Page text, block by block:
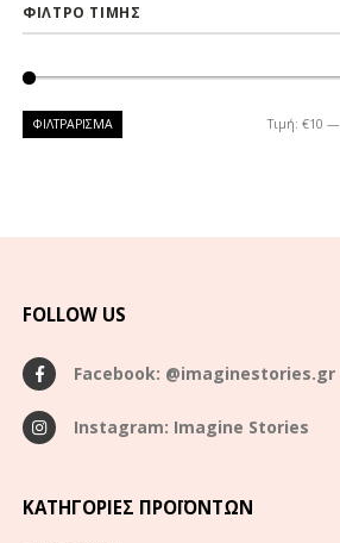
ΦΙΛΤΡΟ ΤΙΜΗΣ
ΦΙΛΤΡΆΡΙΣΜΑ Τιμή: €10 —
FOLLOW US
Facebook: @imaginestories.gr
Instagram: Imagine Stories
ΚΑΤΗΓΟΡΊΕΣ ΠΡΟΪΌΝΤΩΝ